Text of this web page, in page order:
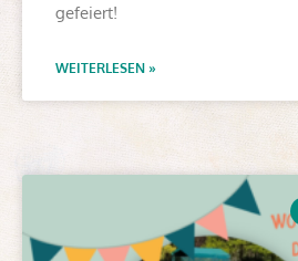
gefeiert!
WEITERLESEN »